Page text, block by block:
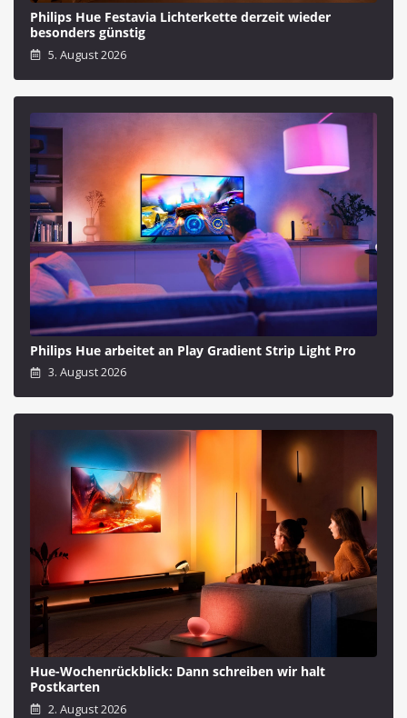
Philips Hue Festavia Lichterkette derzeit wieder
besonders günstig
5. August 2026
Philips Hue arbeitet an Play Gradient Strip Light Pro
3. August 2026
Hue-Wochenrückblick: Dann schreiben wir halt
Postkarten
2. August 2026